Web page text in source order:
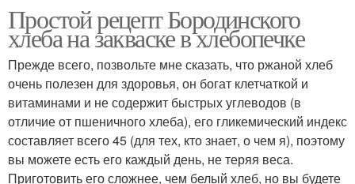
Простой рецепт Бородинского
хлеба на закваске в хлебопечке
Прежде всего, позвольте мне сказать, что ржаной хлеб
очень полезен для здоровья, он богат клетчаткой и
витаминами и не содержит быстрых углеводов (в
отличие от пшеничного хлеба), его гликемический индекс
составляет всего 45 (для тех, кто знает, о чем я), поэтому
вы можете есть его каждый день, не теряя веса.
Приготовить его сложнее, чем белый хлеб, но вы будете